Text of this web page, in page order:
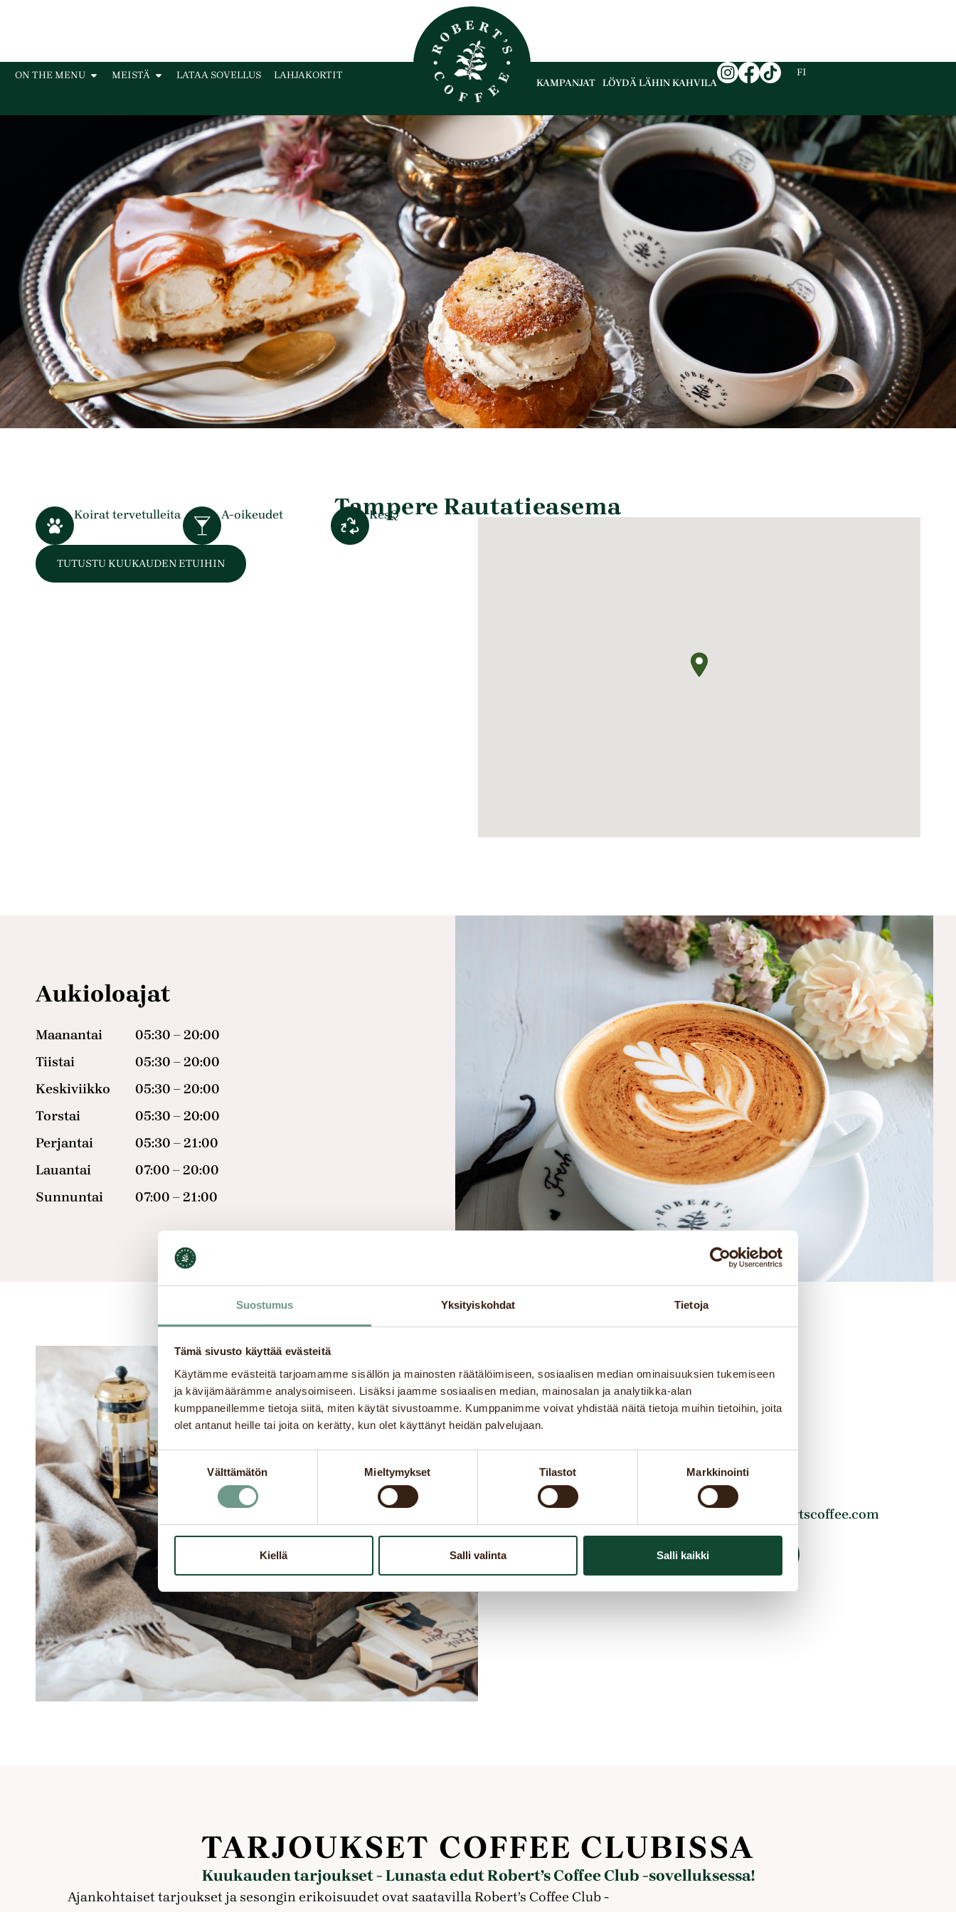
Suostumus Yksityiskohdat Tietoja
Tämä sivusto käyttää evästeitä
Käytämme evästeitä tarjoamamme sisällön ja mainosten räätälöimiseen, sosiaalisen median ominaisuuksien tukemiseen
ja kävijämäärämme analysoimiseen. Lisäksi jaamme sosiaalisen median, mainosalan ja analytiikka-alan
kumppaneillemme tietoja siitä, miten käytät sivustoamme. Kumppanimme voivat yhdistää näitä tietoja muihin tietoihin, joita
olet antanut heille tai joita on kerätty, kun olet käyttänyt heidän palvelujaan.
Suostumuksen
valinta
Välttämätön Mieltymykset Tilastot Markkinointi
Kiellä Salli valinta Salli kaikki
ON THE MENU MEISTÄ LATAA SOVELLUS LAHJAKORTIT
KAMPANJAT LÖYDÄ LÄHIN KAHVILA
FI
SV
Tampere Rautatieasema
Koirat tervetulleita A-oikeudet ResQ
TUTUSTU KUUKAUDEN ETUIHIN
Aukioloajat
Maanantai
05:30 – 20:00
Tiistai
05:30 – 20:00
Keskiviikko
05:30 – 20:00
Torstai
05:30 – 20:00
Perjantai
05:30 – 21:00
Lauantai
07:00 – 20:00
Sunnuntai
07:00 – 21:00
Tampere Rautatieasema
Rautatienkatu 25
Puhelin:
+358 50 534 6088
rautatieasematre2@robertscoffee.com
ROBERT’S COFFEE YRITTÄJÄKSI?
TARJOUKSET COFFEE CLUBISSA
Kuukauden tarjoukset - Lunasta edut Robert’s Coffee Club -sovelluksessa!
Ajankohtaiset tarjoukset ja sesongin erikoisuudet ovat saatavilla Robert’s Coffee Club -